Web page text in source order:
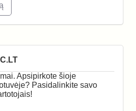
Apsipirkote šioje
Pasidalinkite savo